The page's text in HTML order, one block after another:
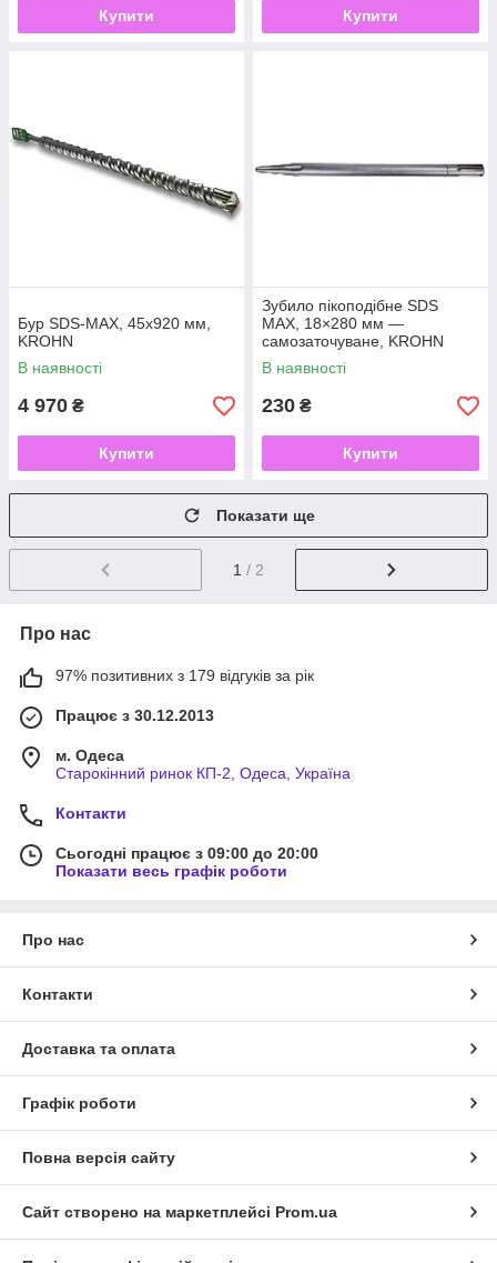
Купити Купити
Бур SDS-MAX, 45x920 мм,
KROHN
В наявності
4 970 ₴
Купити
Зубило пікоподібне SDS
MAX, 18×280 мм —
самозаточуване, KROHN
В наявності
230 ₴
Купити
Показати ще
1 / 2
Про нас
97% позитивних з 179 відгуків за рік
Працює з 30.12.2013
м. Одеса
Старокінний ринок КП-2, Одеса, Україна
Контакти
Сьогодні працює з 09:00 до 20:00
Показати весь графік роботи
Про нас
Контакти
Доставка та оплата
Графік роботи
Повна версія сайту
Сайт створено на маркетплейсі Prom.ua